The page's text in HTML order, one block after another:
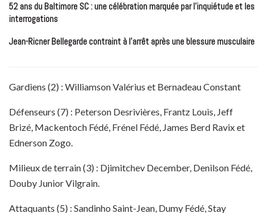
52 ans du Baltimore SC : une célébration marquée par l’inquiétude et les
interrogations
Jean-Ricner Bellegarde contraint à l’arrêt après une blessure musculaire
Gardiens (2) : Williamson Valérius et Bernadeau Constant
Défenseurs (7) : Peterson Desrivières, Frantz Louis, Jeff
Brizé, Mackentoch Fédé, Frénel Fédé, James Berd Ravix et
Ednerson Zogo.
Milieux de terrain (3) : Djimitchev December, Denilson Fédé,
Douby Junior Vilgrain.
Attaquants (5) : Sandinho Saint-Jean, Dumy Fédé, Stay